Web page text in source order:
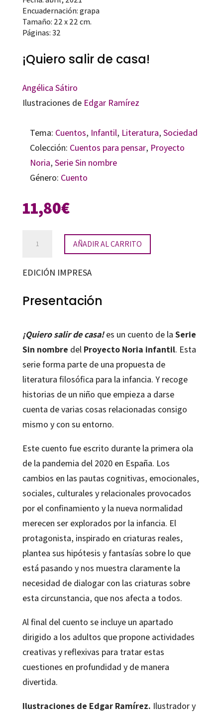
Encuadernación: grapa
Tamaño: 22 x 22 cm.
Páginas: 32
¡Quiero salir de casa!
Angélica Sátiro
Ilustraciones de Edgar Ramírez
Tema: Cuentos, Infantil, Literatura, Sociedad
Colección: Cuentos para pensar, Proyecto
Noria, Serie Sin nombre
Género: Cuento
11,80€
de
cantidad
AÑADIR AL CARRITO
EDICIÓN IMPRESA
Presentación
¡Quiero salir de casa!es un cuento de la Serie
Sin nombre del Proyecto Noria infantil. Esta
serie forma parte de una propuesta de
literatura filosófica para la infancia. Y recoge
historias de un niño que empieza a darse
cuenta de varias cosas relacionadas consigo
mismo y con su entorno.
Este cuento fue escrito durante la primera ola
de la pandemia del 2020 en España. Los
cambios en las pautas cognitivas, emocionales,
sociales, culturales y relacionales provocados
por el confinamiento y la nueva normalidad
merecen ser explorados por la infancia. El
protagonista, inspirado en criaturas reales,
plantea sus hipótesis y fantasías sobre lo que
está pasando y nos muestra claramente la
necesidad de dialogar con las criaturas sobre
esta circunstancia, que nos afecta a todos.
Al final del cuento se incluye un apartado
dirigido a los adultos que propone actividades
creativas y reflexivas para tratar estas
cuestiones en profundidad y de manera
divertida.
Ilustraciones de Edgar Ramírez. Ilustrador y